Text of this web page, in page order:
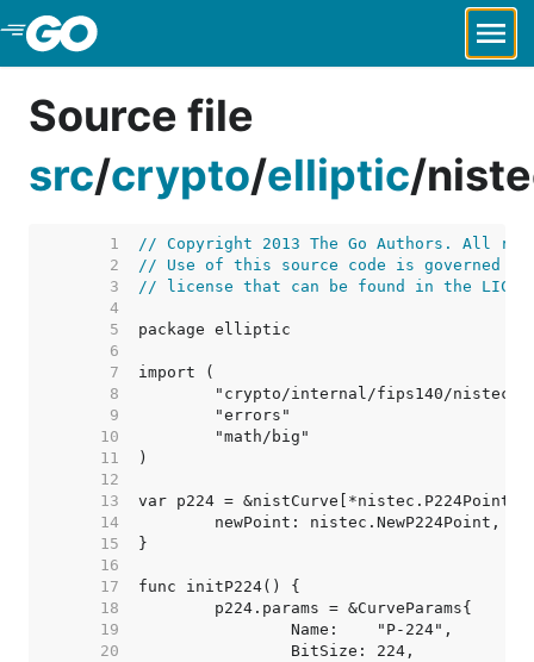
Skip to Main Content
Source file
src/crypto/elliptic/
     1
// Copyright 2013 The Go Authors. All
     2
// Use of this source code is governed by
     3
// license that can be found in the
     4
     5
     6
     7
     8
     9
    10
    11
    12
    13
    14
    15
    16
    17
    18
    19
    20